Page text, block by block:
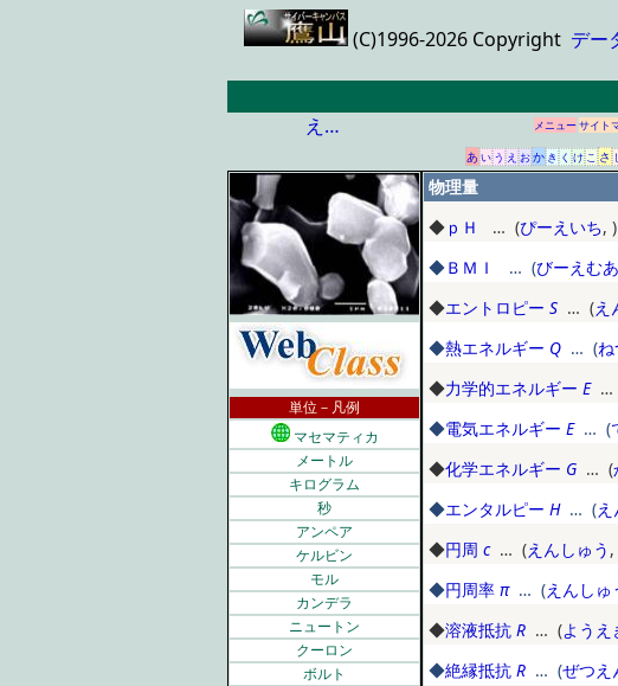
(C)1996-2026 Copyright デー
え…
メニューサイト
あいう え おかき く けこ さ
単位－凡例
マセマティカ
メートル
キログラム
秒
アンペア
ケルビン
モル
カンデラ
ニュートン
クーロン
ボルト
物理量
◆ ｐＨ … (ぴーえいち, )
◆ＢＭＩ … (びーえむ
◆エントロピー S … (え
◆熱エネルギー Q … (
◆力学的エネルギー E…
◆電気エネルギー E… (
◆化学エネルギー G … (
◆エンタルピー H… (
◆円周 c… (えんしゅう ,
◆円周率 π… (えんしゅ
◆溶液抵抗 R … (ようえ
◆絶縁抵抗 R … (ぜつえ